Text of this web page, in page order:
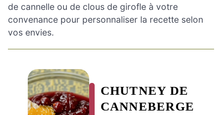
de cannelle ou de clous de girofle à votre
convenance pour personnaliser la recette selon
vos envies.
CHUTNEY DE
CANNEBERGE